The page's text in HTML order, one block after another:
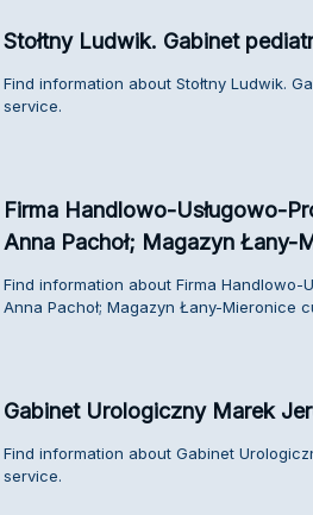
Stołtny Ludwik. Gabinet
Find information about Stołtny Ludwik.
service.
Firma Handlowo-Usługowo-
Anna Pachoł; Magazyn Łany-
Find information about Firma Handlowo-
Anna Pachoł; Magazyn Łany-Mieronice
Gabinet Urologiczny Marek
Find information about Gabinet
service.